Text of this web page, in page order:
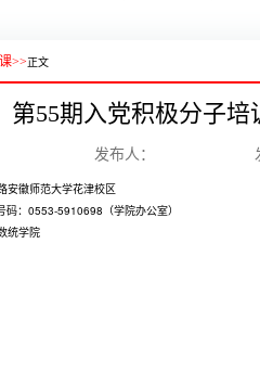
>>正文
第55期入党积极分子培
发布人： 发布日
安徽师范大学花津校区
：0553-5910698（学院办公室）
统学院